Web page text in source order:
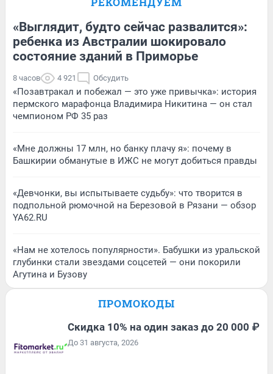
«Выглядит, будто сейчас развалится»:
ребенка из Австралии шокировало
состояние зданий в Приморье
8 часов 4 921 Обсудить
«Позавтракал и побежал — это уже привычка»: история
пермского марафонца Владимира Никитина — он стал
чемпионом РФ 35 раз
«Мне должны 17 млн, но банку плачу я»: почему в
Башкирии обманутые в ИЖС не могут добиться правды
«Девчонки, вы испытываете судьбу»: что творится в
подпольной рюмочной на Березовой в Рязани — обзор
YA62.RU
«Нам не хотелось популярности». Бабушки из уральской
глубинки стали звездами соцсетей — они покорили
Агутина и Бузову
ПРОМОКОДЫ
Скидка 10% на один заказ до 20 000 ₽
До 31 августа, 2026